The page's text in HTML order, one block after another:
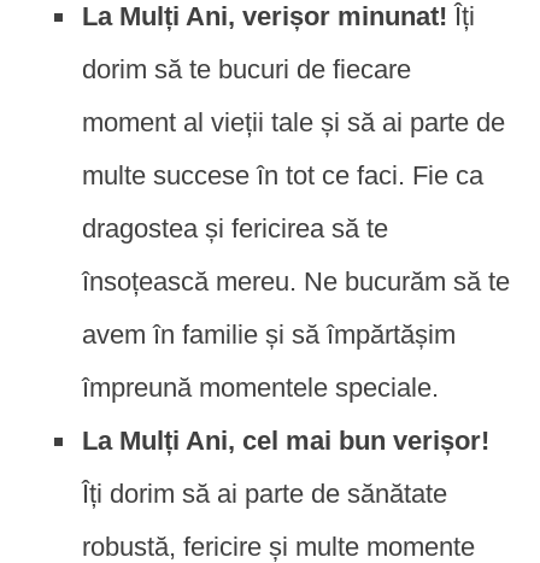
La Mulți Ani, verișor minunat! Îți
dorim să te bucuri de fiecare
moment al vieții tale și să ai parte de
multe succese în tot ce faci. Fie ca
dragostea și fericirea să te
însoțească mereu. Ne bucurăm să te
avem în familie și să împărtășim
împreună momentele speciale.
La Mulți Ani, cel mai bun verișor!
Îți dorim să ai parte de sănătate
robustă, fericire și multe momente